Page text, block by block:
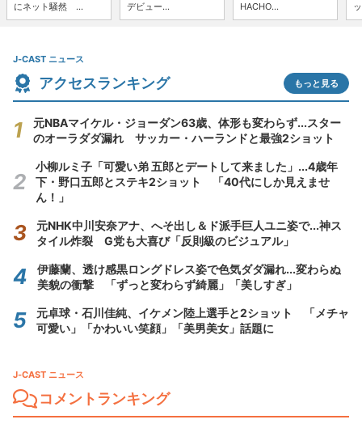
にネット騒然 ...
デビュー...
HACHO...
J-CAST ニュース
アクセスランキング もっと見る
元NBAマイケル・ジョーダン63歳、体形も変わらず...スター
のオーラダダ漏れ サッカー・ハーランドと最強2ショット
小柳ルミ子「可愛い弟 五郎とデートして来ました」...4歳年
下・野口五郎とステキ2ショット 「40代にしか見えませ
ん！」
元NHK中川安奈アナ、へそ出し＆ド派手巨人ユニ姿で...神ス
タイル炸裂 G党も大喜び「反則級のビジュアル」
伊藤蘭、透け感黒ロングドレス姿で色気ダダ漏れ...変わらぬ
美貌の衝撃 「ずっと変わらず綺麗」「美しすぎ」
元卓球・石川佳純、イケメン陸上選手と2ショット 「メチャ
可愛い」「かわいい笑顔」「美男美女」話題に
J-CAST ニュース
コメントランキング